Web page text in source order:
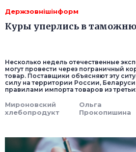
Держзовнішінформ
Куры уперлись в таможню
Несколько недель отечественные
могут провести через пограничный
товар. Поставщики объясняют эту
силу на территории России, Беларуси
правилами импорта товаров из
Мироновский
хлебопродукт
Ольга
Прокопишина